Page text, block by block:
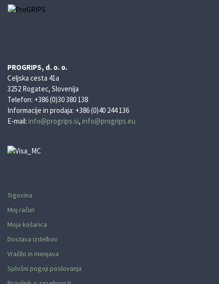
PROGRIPS, d. o. o.
Celjska cesta 41a
3252 Rogatec, Slovenija
Telefon: +386 (0)30 380 138
Informacije in prodaja: +386 (0)40 244 136
E-mail: info@progrips.si, info@progrips.eu
Trgovina
Moj račun
Moja košarica
Dostava izdelkov
Vračilo in menjava
Splošni pogoji poslovanja